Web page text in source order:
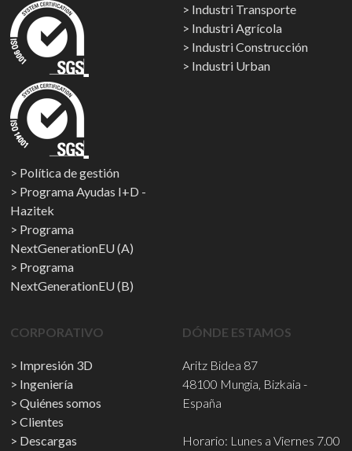
Política de gestión
Programa Ayudas I+D -
Hazitek
Programa
NextGenerationEU (A)
Programa
NextGenerationEU (B)
Industri Transporte
Industri Agrícola
Industri Construcción
Industri Urban
CORPORATIVO
Impresión 3D
Ingeniería
Quiénes somos
Clientes
Descargas
DÓNDE ESTAMOS
Aritz Bidea 87
48100 Mungia, Bizkaia -
España
Horario: Lunes a Viernes 7.00